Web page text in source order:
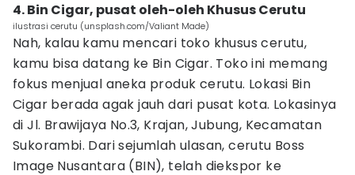
4. Bin Cigar, pusat oleh-oleh Khusus Cerutu
ilustrasi cerutu (unsplash.com/Valiant Made)
Nah, kalau kamu mencari toko khusus cerutu,
kamu bisa datang ke Bin Cigar. Toko ini memang
fokus menjual aneka produk cerutu. Lokasi Bin
Cigar berada agak jauh dari pusat kota. Lokasinya
di Jl. Brawijaya No.3, Krajan, Jubung, Kecamatan
Sukorambi. Dari sejumlah ulasan, cerutu Boss
Image Nusantara (BIN), telah diekspor ke